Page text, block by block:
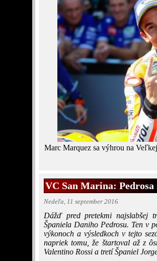
Marc Marquez sa výhrou na
VC San Marina:
Nedeľa, 11 september 2016
Dážď pred pretekmi najslabšej
Španiela Daniho Pedrosu. Ten v
výkonoch a výsledkoch v tejto
napriek tomu, že štartoval až z
Valentino Rossi a tretí Španiel